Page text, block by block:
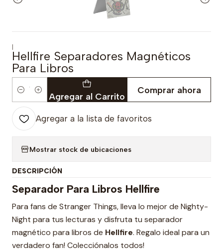
|
Hellfire Separadores Magnéticos
Para Libros
Cantidad Agregar al Carrito
Comprar ahora
Agregar a la lista de favoritos
Mostrar stock de ubicaciones
DESCRIPCIÓN
Separador Para Libros Hellfire
Para fans de Stranger Things, lleva lo mejor de Nighty-
Night para tus lecturas y disfruta tu separador
magnético para libros de Hellfire. Regalo ideal para un
verdadero fan! Colecciónalos todos!